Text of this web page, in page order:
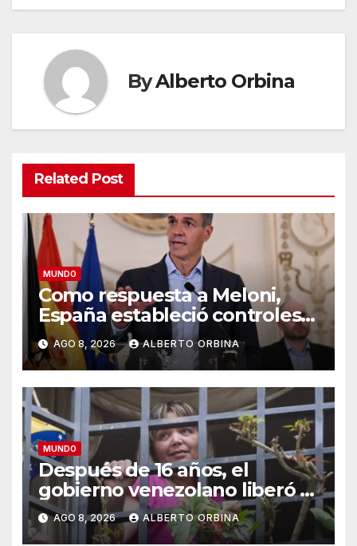
ByAlberto Orbina
Related Post
MUNDO
Como respuesta a Meloni,
España estableció controles
fronterizos a viajeros desde
Italia
AGO 8, 2026 ALBERTO ORBINA
MUNDO
Después de 16 años, el
gobierno venezolano liberó a
una jueza que estaba presa
por “corrupción espiritual”
AGO 8, 2026 ALBERTO ORBINA